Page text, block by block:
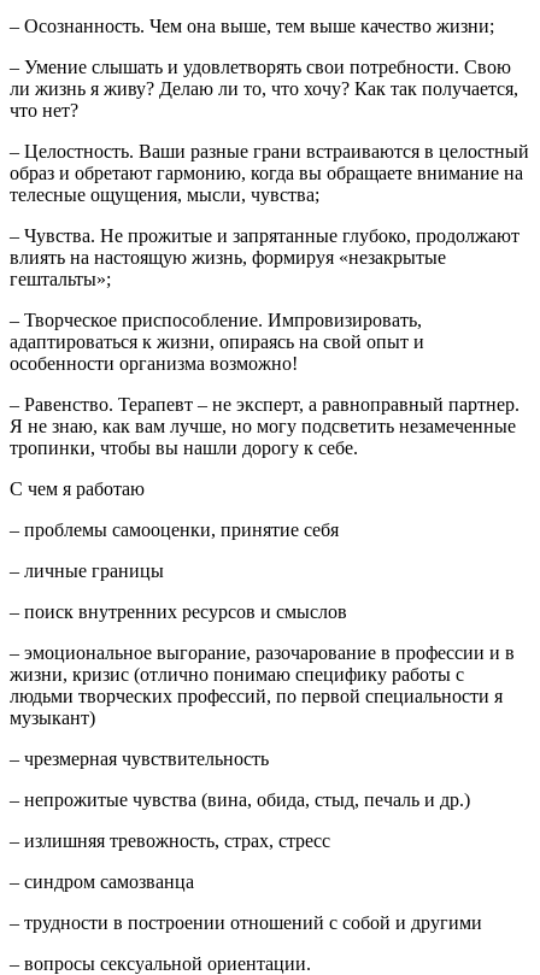
– Осознанность. Чем она выше, тем выше качество жизни;
– Умение слышать и удовлетворять свои потребности. Свою
ли жизнь я живу? Делаю ли то, что хочу? Как так получается,
что нет?
– Целостность. Ваши разные грани встраиваются в целостный
образ и обретают гармонию, когда вы обращаете внимание на
телесные ощущения, мысли, чувства;
– Чувства. Не прожитые и запрятанные глубоко, продолжают
влиять на настоящую жизнь, формируя «незакрытые
гештальты»;
– Творческое приспособление. Импровизировать,
адаптироваться к жизни, опираясь на свой опыт и
особенности организма возможно!
– Равенство. Терапевт – не эксперт, а равноправный партнер.
Я не знаю, как вам лучше, но могу подсветить незамеченные
тропинки, чтобы вы нашли дорогу к себе.
С чем я работаю
– проблемы самооценки, принятие себя
– личные границы
– поиск внутренних ресурсов и смыслов
– эмоциональное выгорание, разочарование в профессии и в
жизни, кризис (отлично понимаю специфику работы с
людьми творческих профессий, по первой специальности я
музыкант)
– чрезмерная чувствительность
– непрожитые чувства (вина, обида, стыд, печаль и др.)
– излишняя тревожность, страх, стресс
– синдром самозванца
– трудности в построении отношений с собой и другими
– вопросы сексуальной ориентации.